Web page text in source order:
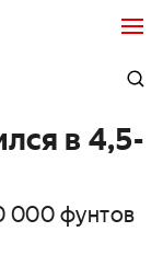
в 4,5-
000 фунтов